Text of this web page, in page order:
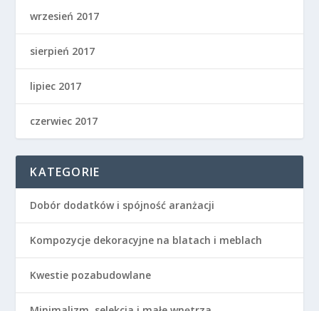
wrzesień 2017
sierpień 2017
lipiec 2017
czerwiec 2017
KATEGORIE
Dobór dodatków i spójność aranżacji
Kompozycje dekoracyjne na blatach i meblach
Kwestie pozabudowlane